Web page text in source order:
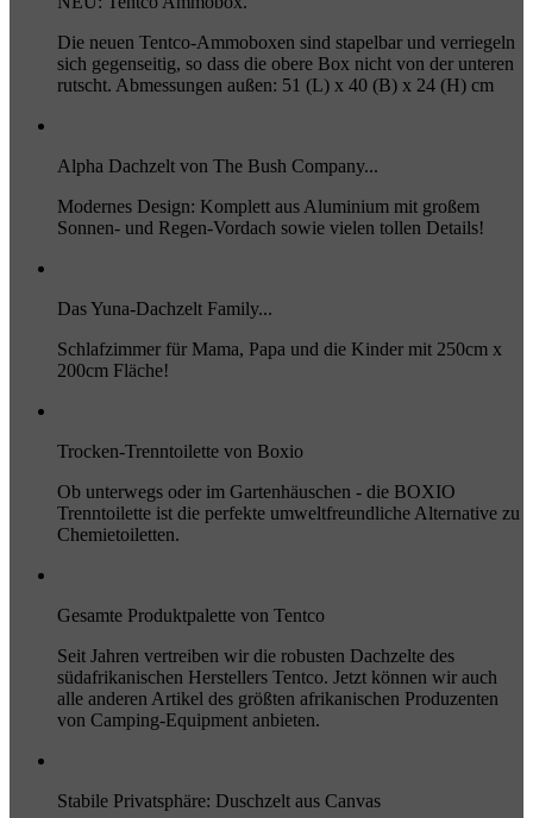
Die neuen Tentco-Ammoboxen sind stapelbar und verriegeln
sich gegenseitig, so dass die obere Box nicht von der unteren
rutscht. Abmessungen außen: 51 (L) x 40 (B) x 24 (H) cm
Alpha Dachzelt von The Bush Company...
Modernes Design: Komplett aus Aluminium mit großem
Sonnen- und Regen-Vordach sowie vielen tollen Details!
Das Yuna-Dachzelt Family...
Schlafzimmer für Mama, Papa und die Kinder mit 250cm x
200cm Fläche!
Trocken-Trenntoilette von Boxio
Ob unterwegs oder im Gartenhäuschen - die BOXIO
Trenntoilette ist die perfekte umweltfreundliche Alternative zu
Chemietoiletten.
Gesamte Produktpalette von Tentco
Seit Jahren vertreiben wir die robusten Dachzelte des
südafrikanischen Herstellers Tentco. Jetzt können wir auch
alle anderen Artikel des größten afrikanischen Produzenten
von Camping-Equipment anbieten.
Stabile Privatsphäre: Duschzelt aus Canvas